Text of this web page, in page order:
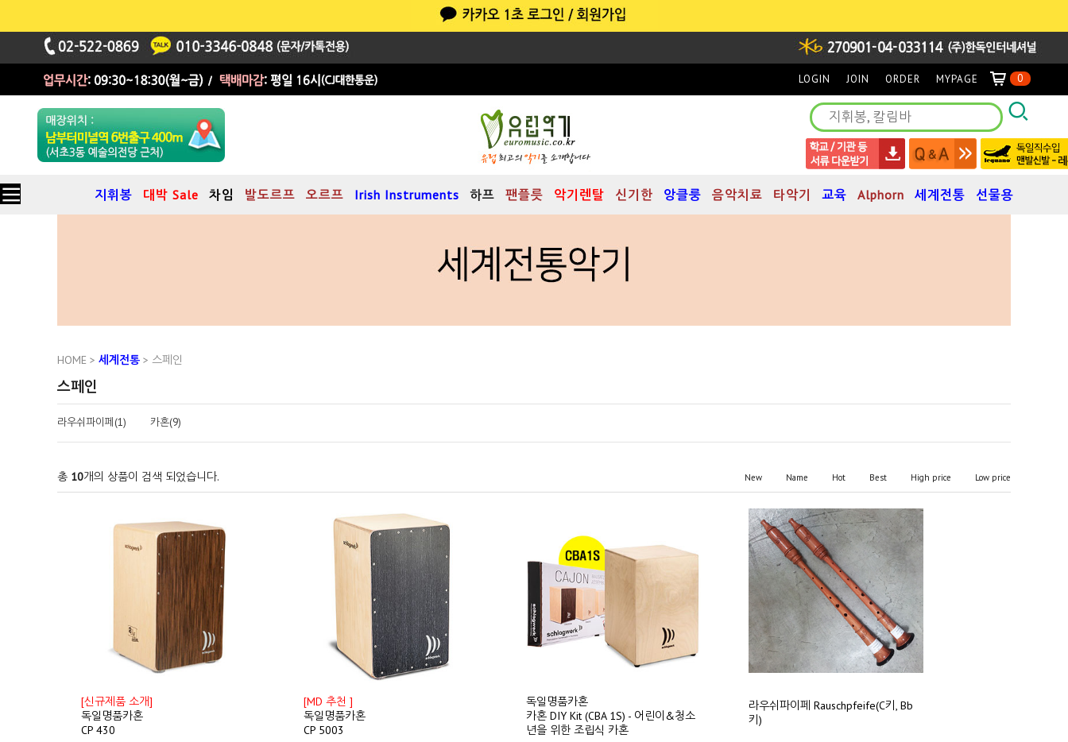
LOGIN JOIN ORDER MYPAGE 0
지휘봉 대박 Sale 차임 발도르프 오르프 Irish Instruments 하프 팬플릇 악기렌탈 신기한 앙클룽 음악치료 타악기 교육 Alphorn 세계전통 선물용
HOME > 세계전통 > 스페인
스페인
라우쉬파이페(1) 카혼(9)
총 10개의 상품이 검색 되었습니다. New Name Hot Best High price Low price
[신규제품 소개]
독일명품카혼
CP 430
[MD 추천 ]
독일명품카혼
CP 5003
독일명품카혼
카혼 DIY Kit (CBA 1S) - 어린이&청소
년을 위한 조립식 카혼
라우쉬파이페 Rauschpfeife(C키, Bb
키)